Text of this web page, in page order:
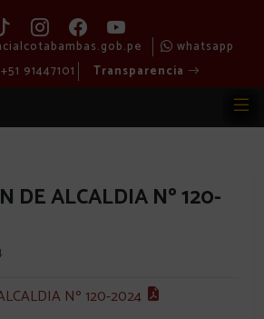
whatsapp
+51 91447101 Transparencia
DE ALCALDIA Nº 120-
Nº 120-2024